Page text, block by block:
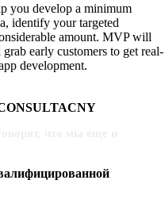
you develop a minimum
identify your targeted
amount. MVP will
early customers to get real-
development.